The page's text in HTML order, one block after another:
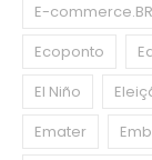
E-commerce.BR
Ecoponto
El Niño
Emater